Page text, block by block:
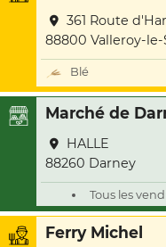
361 Route
88800 Valleroy-le-
Blé
Marché de
HALLE
88260 Darney
Tous les
Ferry Michel